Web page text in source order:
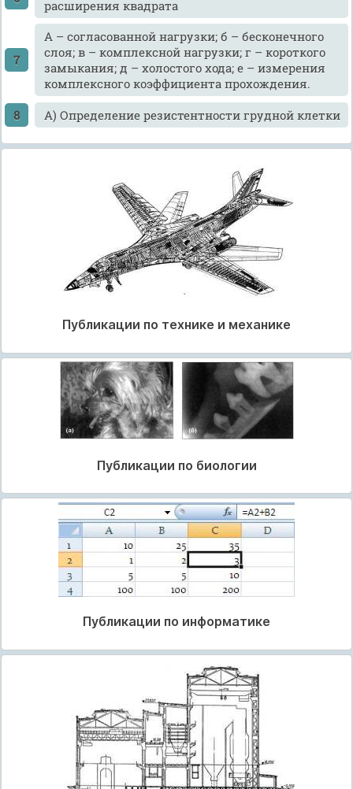
расширения квадрата
А – согласованной нагрузки; б – бесконечного
слоя; в – комплексной нагрузки; г – короткого
замыкания; д – холостого хода; е – измерения
комплексного коэффициента прохождения.
А) Определение резистентности грудной клетки
Публикации по технике и механике
Публикации по биологии
Публикации по информатике